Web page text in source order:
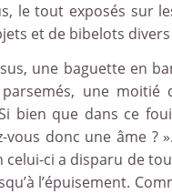
le tout exposés sur
et de bibelots
une baguette en
une moitié
bien que dans ce
donc une âme ?
celui-ci a disparu de
l’épuisement.